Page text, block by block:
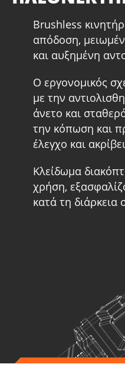
το ιδανικό για βαρέως
Brushless
απόδοση,
και αυξημένη
Ο εργονομικός
με την
άνετο και
την κόπωση και
έλεγχο και
Κλείδωμα
χρήση,
κατά τη